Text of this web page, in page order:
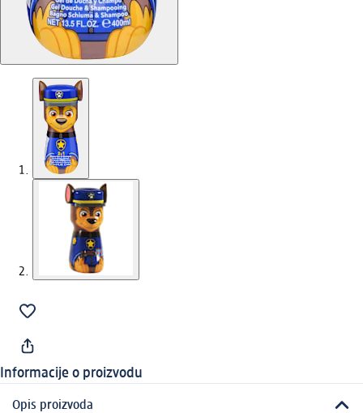
Informacije o proizvodu
Opis proizvoda